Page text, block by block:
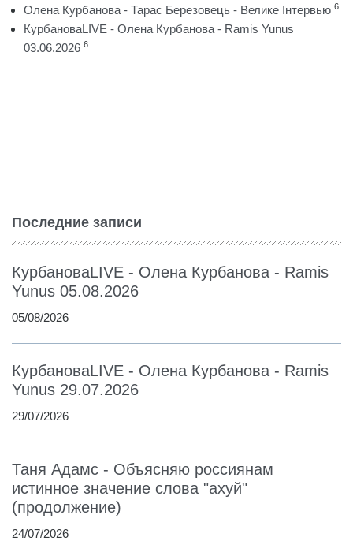
Олена Курбанова - Тарас Березовець - Велике Інтервью 6
КурбановаLIVE - Олена Курбанова - Ramis Yunus
03.06.2026 6
Последние записи
КурбановаLIVE - Олена Курбанова - Ramis
Yunus 05.08.2026
05/08/2026
КурбановаLIVE - Олена Курбанова - Ramis
Yunus 29.07.2026
29/07/2026
Таня Адамс - Объясняю россиянам
истинное значение слова "ахуй"
(продолжение)
24/07/2026